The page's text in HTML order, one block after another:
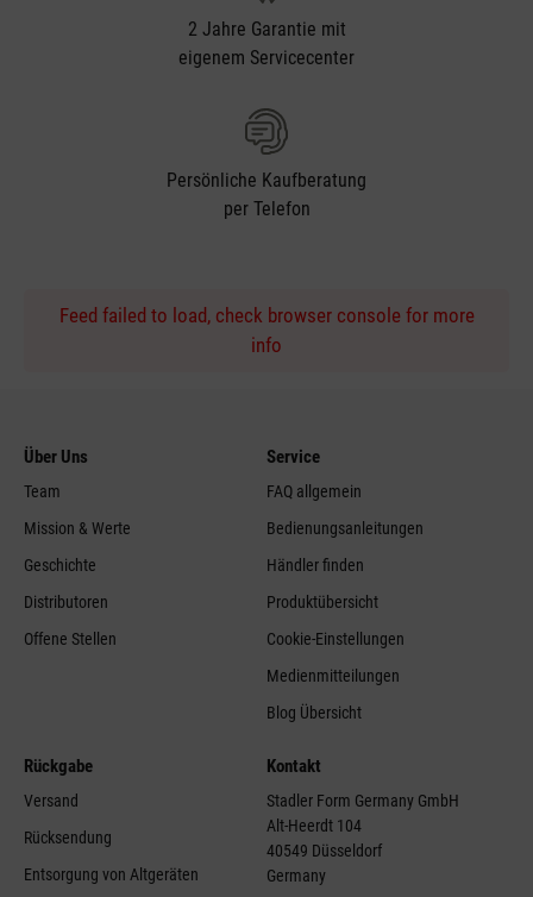
2 Jahre Garantie mit
eigenem Servicecenter
Persönliche Kaufberatung
per Telefon
Feed failed to load, check browser console for more
info
Über Uns
Team
Mission & Werte
Geschichte
Distributoren
Offene Stellen
Service
FAQ allgemein
Bedienungsanleitungen
Händler finden
Produktübersicht
Cookie-Einstellungen
Medienmitteilungen
Blog Übersicht
Rückgabe
Versand
Rücksendung
Entsorgung von Altgeräten
Kontakt
Stadler Form Germany GmbH
Alt-Heerdt 104
40549 Düsseldorf
Germany